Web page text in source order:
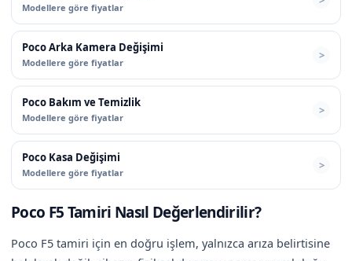
Modellere göre fiyatlar
Poco Arka Kamera Değişimi
Modellere göre fiyatlar
Poco Bakım ve Temizlik
Modellere göre fiyatlar
Poco Kasa Değişimi
Modellere göre fiyatlar
Poco F5 Tamiri Nasıl Değerlendirilir?
Poco F5 tamiri için en doğru işlem, yalnızca arıza belirtisine